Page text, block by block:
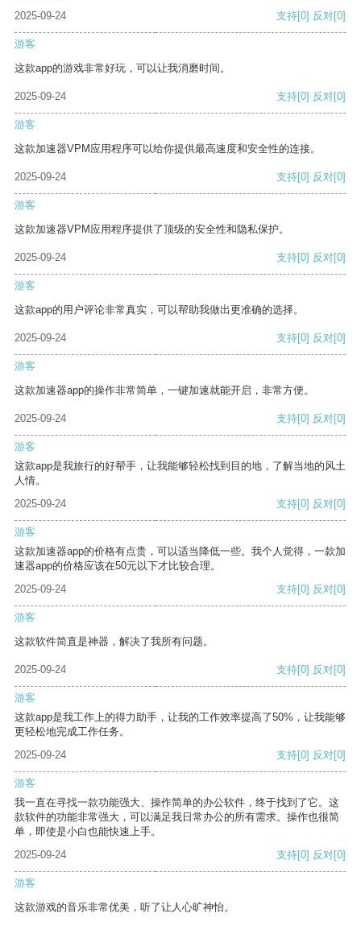
2025-09-24
支持[0] 反对[0]
游客
这款app的游戏非常好玩，可以让我消磨时间。
2025-09-24 支持[0] 反对[0]
游客
这款加速器VPM应用程序可以给你提供最高速度和安全性的连接。
2025-09-24 支持[0] 反对[0]
游客
这款加速器VPM应用程序提供了顶级的安全性和隐私保护。
2025-09-24 支持[0] 反对[0]
游客
这款app的用户评论非常真实，可以帮助我做出更准确的选择。
2025-09-24 支持[0] 反对[0]
游客
这款加速器app的操作非常简单，一键加速就能开启，非常方便。
2025-09-24 支持[0] 反对[0]
游客
这款app是我旅行的好帮手，让我能够轻松找到目的地，了解当地的风土
人情。
2025-09-24
支持[0] 反对[0]
游客
这款加速器app的价格有点贵，可以适当降低一些。我个人觉得，一款加
速器app的价格应该在50元以下才比较合理。
2025-09-24
支持[0] 反对[0]
游客
这款软件简直是神器，解决了我所有问题。
2025-09-24 支持[0] 反对[0]
游客
这款app是我工作上的得力助手，让我的工作效率提高了50%，让我能够
更轻松地完成工作任务。
2025-09-24
支持[0] 反对[0]
游客
我一直在寻找一款功能强大、操作简单的办公软件，终于找到了它。这
款软件的功能非常强大，可以满足我日常办公的所有需求。操作也很简
单，即使是小白也能快速上手。
2025-09-24
支持[0] 反对[0]
游客
这款游戏的音乐非常优美，听了让人心旷神怡。